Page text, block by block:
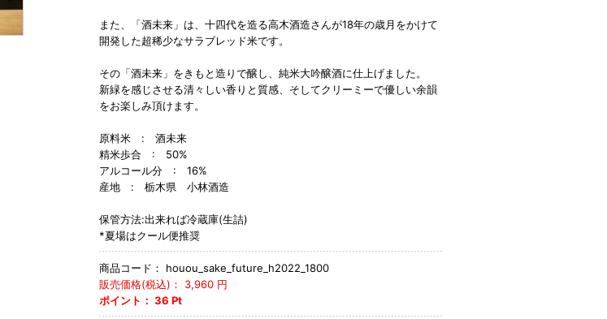
また、「酒未来」は、十四代を造る高木酒造さんが18年の歳月をかけて
開発した超稀少なサラブレッド米です。
その「酒未来」をきもと造りで醸し、純米大吟醸酒に仕上げました。
新緑を感じさせる清々しい香りと質感、そしてクリーミーで優しい余韻
をお楽しみ頂けます。
原料米 : 酒未来
精米歩合 : 50%
アルコール分 : 16%
産地 : 栃木県 小林酒造
保管方法:出来れば冷蔵庫(生詰)
*夏場はクール便推奨
商品コード：
houou_sake_future_h2022_1800
販売価格(税込)：
3,960円
ポイント： 36 Pt